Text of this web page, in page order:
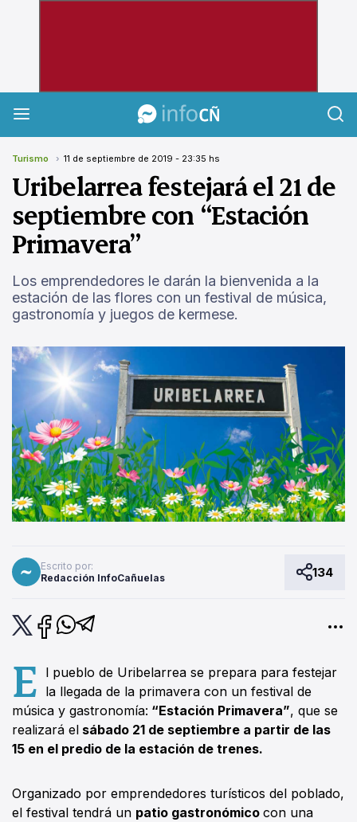
Turismo 11 de septiembre de 2019 - 23:35 hs
Uribelarrea festejará el 21 de
septiembre con “Estación
Primavera”
Los emprendedores le darán la bienvenida a la
estación de las flores con un festival de música,
gastronomía y juegos de kermese.
Escrito por:
Redacción InfoCañuelas
134
E l pueblo de Uribelarrea se prepara para festejar
la llegada de la primavera con un festival de
música y gastronomía: “Estación Primavera”, que se
realizará el sábado 21 de septiembre a partir de las
15 en el predio de la estación de trenes.
Organizado por emprendedores turísticos del poblado,
el festival tendrá un patio gastronómico con una